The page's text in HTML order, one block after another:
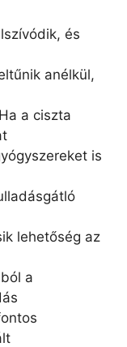
és
anélkül,
a ciszta
is
lehetőség az
a